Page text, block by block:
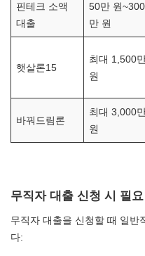
핀테크 소액
대출
50만 원~300
만 원
햇살론15
최대 1,500
원
바꿔드림론
최대 3,000
원
무직자 대출 신청 시 필
무직자 대출을 신청할 때 일반
다: